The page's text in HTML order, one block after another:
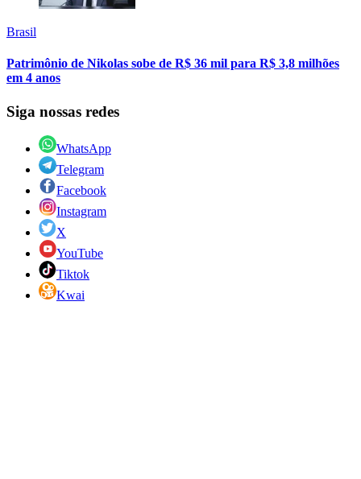
Brasil
Patrimônio de Nikolas sobe de R$ 36 mil para R$ 3,8 milhões
em 4 anos
Siga nossas redes
WhatsApp
Telegram
Facebook
Instagram
X
YouTube
Tiktok
Kwai